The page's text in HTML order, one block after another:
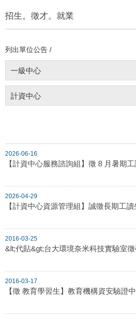
招生。徵才。就業
列出單位公告 /
一級中心
計資中心
2026-06-16
【計資中心服務諮詢組】徵 8 月暑期
2026-04-29
【計資中心資源管理組】誠徵長期工讀
2016-03-25
&lt;代貼&gt;台大環境奈米科技實驗室
2016-03-17
【徵 教育學習生】教育機構資安驗證